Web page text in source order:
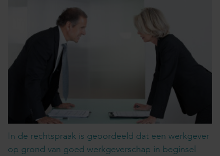
In de rechtspraak is geoordeeld dat een werkgever
op grond van goed werkgeverschap in beginsel